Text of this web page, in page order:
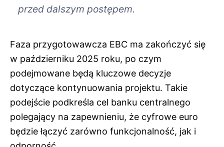
przed dalszym postępem.
Faza przygotowawcza EBC ma zakończyć się
w październiku 2025 roku, po czym
podejmowane będą kluczowe decyzje
dotyczące kontynuowania projektu. Takie
podejście podkreśla cel banku centralnego
polegający na zapewnieniu, że cyfrowe euro
będzie łączyć zarówno funkcjonalność, jak i